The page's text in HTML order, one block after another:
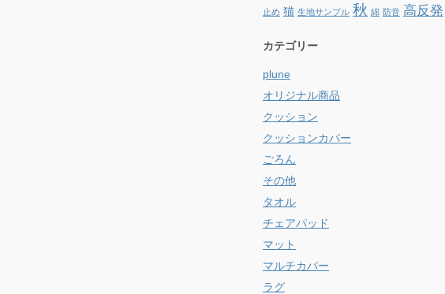
止め 猫 生地サンプル 秋 綿 防音 高反発
カテゴリー
plune
オリジナル商品
クッション
クッションカバー
ごろん
その他
タオル
チェアパッド
マット
マルチカバー
ラグ